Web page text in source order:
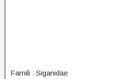
Famili : Siganidae